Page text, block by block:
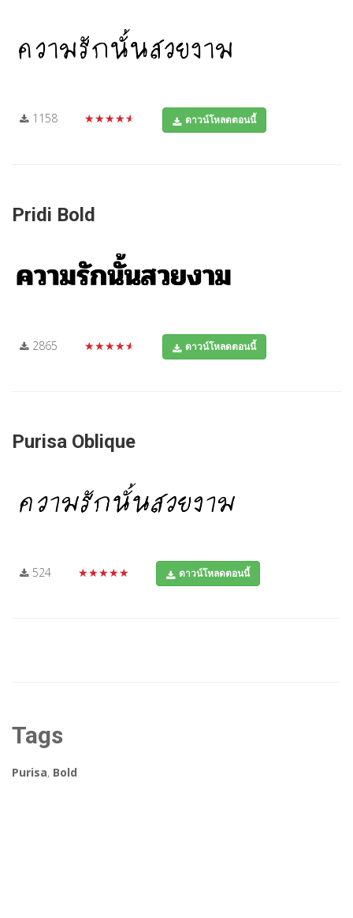
1158 ★★★★★ ดาวน์โหลดตอนนี้
Pridi Bold
2865 ★★★★★ ดาวน์โหลดตอนนี้
Purisa Oblique
524 ★★★★★ ดาวน์โหลดตอนนี้
Tags
Purisa, Bold